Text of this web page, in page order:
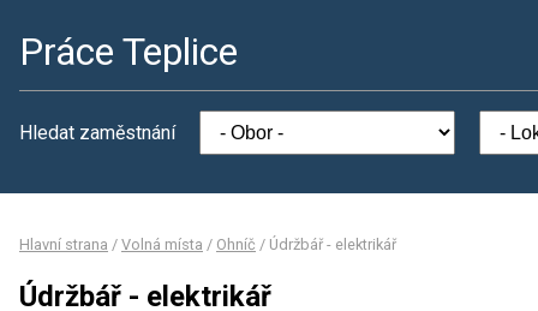
Práce Teplice
Hledat zaměstnání
Hlavní strana / Volná místa / Ohníč / Údržbář - elektrikář
Údržbář - elektrikář